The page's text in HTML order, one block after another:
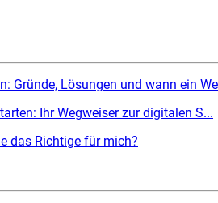
Gründe, Lösungen und wann ein
Ihr Wegweiser zur digitalen S...
das Richtige für mich?